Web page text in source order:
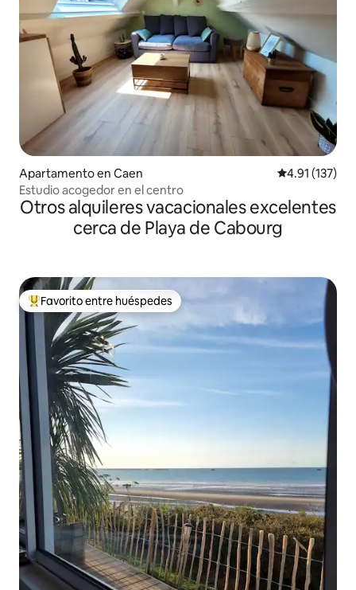
Apartamento en Caen Calificación
4.91 (137)
Estudio acogedor en el centro
Otros alquileres vacacionales excelentes
cerca de Playa de Cabourg
Favorito entre huéspedes preferido
Favorito entre huéspedes